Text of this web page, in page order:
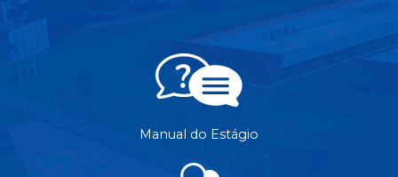
Manual do Estágio